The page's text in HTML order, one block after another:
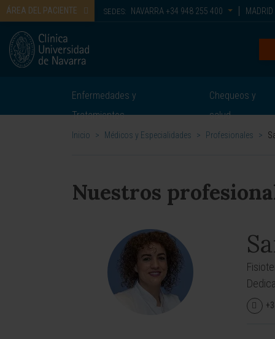
ÁREA DEL PACIENTE SEDES: NAVARRA +34 948 255 400 MADRID
Enfermedades y
Tratamientos
Chequeos y
salud
Inicio > Médicos y Especialidades > Profesionales >
Nuestros